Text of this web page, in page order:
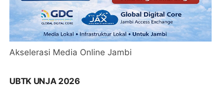
Akselerasi Media Online Jambi
UBTK UNJA 2026